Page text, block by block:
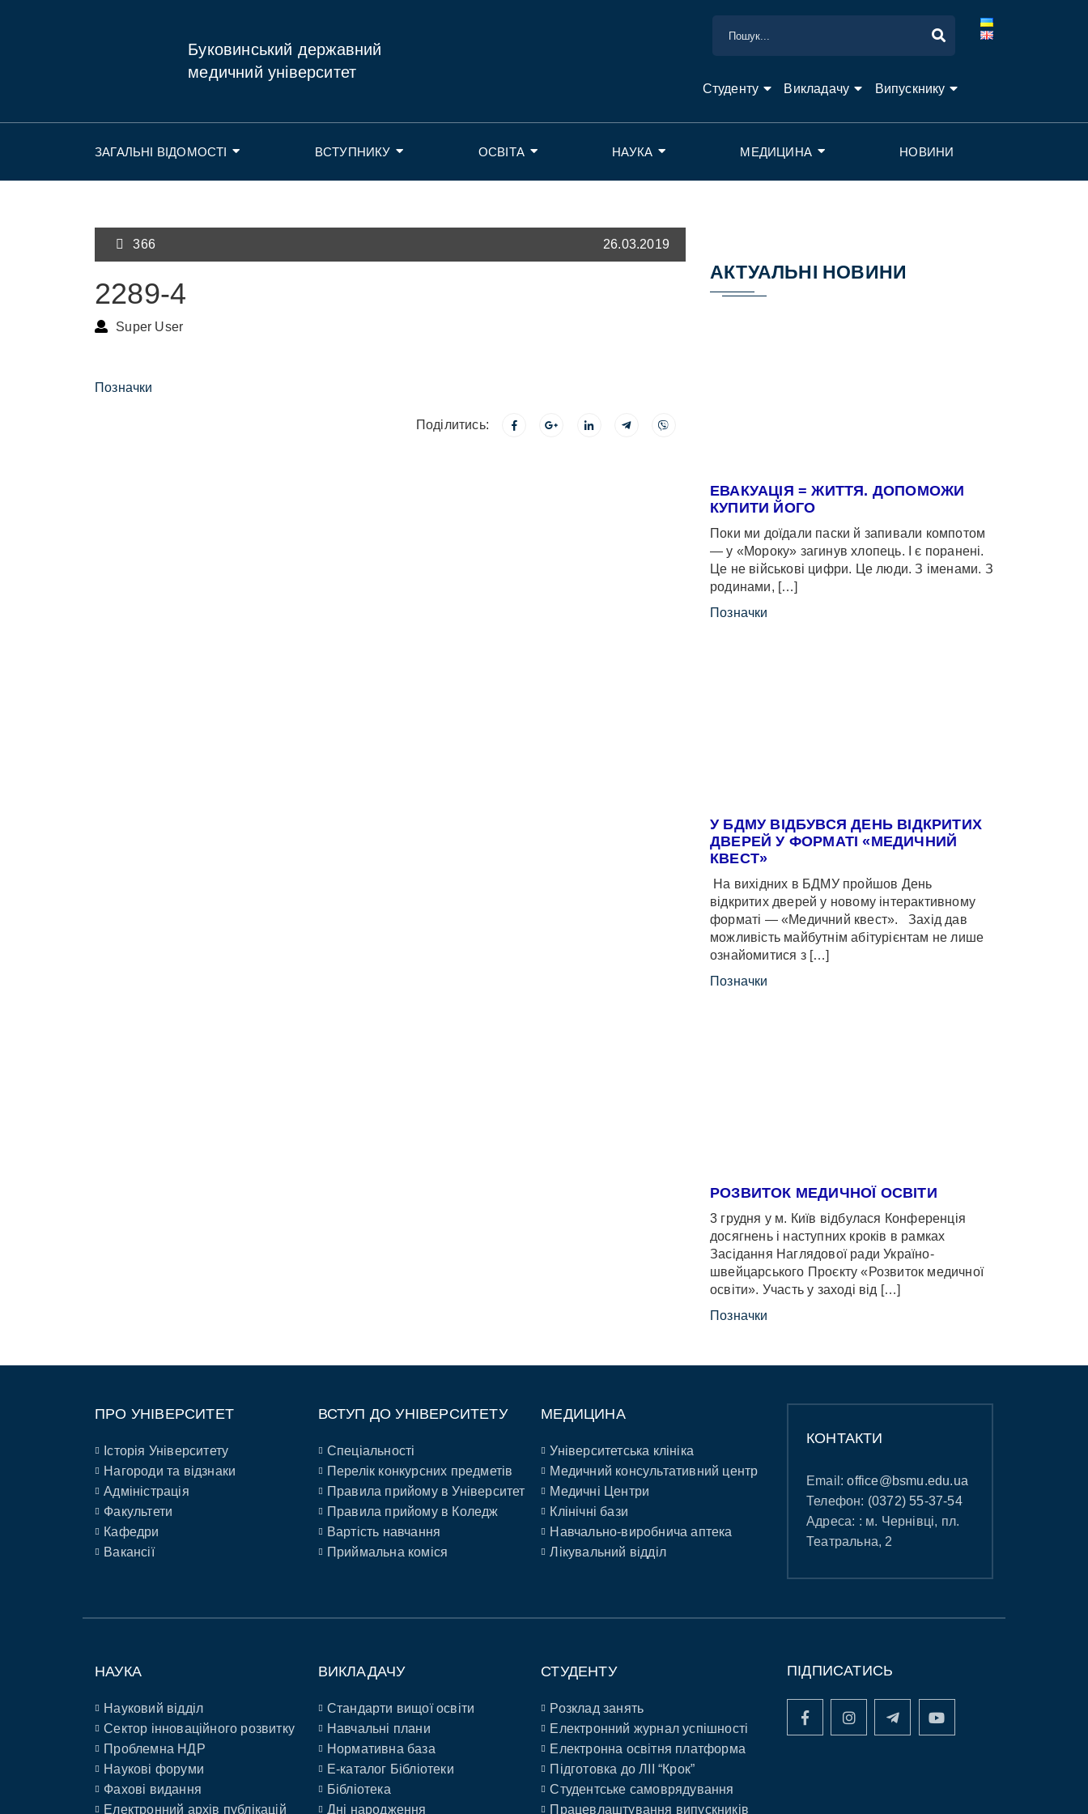
Буковинський державний
медичний університет
Студенту Викладачу Випускнику
ЗАГАЛЬНІ ВІДОМОСТІ ВСТУПНИКУ ОСВІТА НАУКА МЕДИЦИНА НОВИНИ
366 26.03.2019
2289-4
Super User
Позначки
Поділитись:
АКТУАЛЬНІ НОВИНИ
ЕВАКУАЦІЯ = ЖИТТЯ. ДОПОМОЖИ
КУПИТИ ЙОГО
Поки ми доїдали паски й запивали компотом
— у «Мороку» загинув хлопець. І є поранені.
Це не військові цифри. Це люди. З іменами. З
родинами, […]
Позначки
У БДМУ ВІДБУВСЯ ДЕНЬ ВІДКРИТИХ
ДВЕРЕЙ У ФОРМАТІ «МЕДИЧНИЙ
КВЕСТ»
На вихідних в БДМУ пройшов День
відкритих дверей у новому інтерактивному
форматі — «Медичний квест». Захід дав
можливість майбутнім абітурієнтам не лише
ознайомитися з […]
Позначки
РОЗВИТОК МЕДИЧНОЇ ОСВІТИ
3 грудня у м. Київ відбулася Конференція
досягнень і наступних кроків в рамках
Засідання Наглядової ради Україно-
швейцарського Проєкту «Розвиток медичної
освіти». Участь у заході від […]
Позначки
ПРО УНІВЕРСИТЕТ
Історія Університету
Нагороди та відзнаки
Адміністрація
Факультети
Кафедри
Вакансії
ВСТУП ДО УНІВЕРСИТЕТУ
Спеціальності
Перелік конкурсних предметів
Правила прийому в Університет
Правила прийому в Коледж
Вартість навчання
Приймальна коміся
МЕДИЦИНА
Університетська клініка
Медичний консультативний центр
Медичні Центри
Клінічні бази
Навчально-виробнича аптека
Лікувальний відділ
КОНТАКТИ
Email:office@bsmu.edu.ua
Телефон: (0372) 55-37-54
Адреса: : м. Чернівці, пл.
Театральна, 2
НАУКА
Науковий відділ
Сектор інноваційного розвитку
Проблемна НДР
Наукові форуми
Фахові видання
Електронний архів публікацій
ВИКЛАДАЧУ
Стандарти вищої освіти
Навчальні плани
Нормативна база
E-каталог Бібліотеки
Бібліотека
Дні народження
СТУДЕНТУ
Розклад занять
Електронний журнал успішності
Електронна освітня платформа
Підготовка до ЛІІ “Крок”
Студентське самоврядування
Працевлаштування випускників
ПІДПИСАТИСЬ